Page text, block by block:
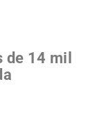
de 14 mil